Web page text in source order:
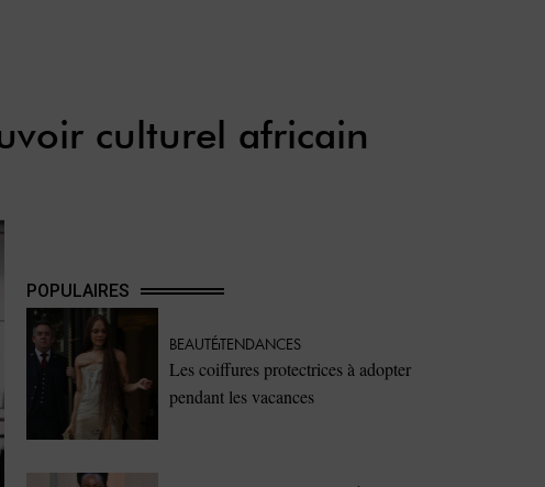
culturel africain
POPULAIRES
BEAUTÉTENDANCES
Les coiffures protectrices à adopter
pendant les vacances